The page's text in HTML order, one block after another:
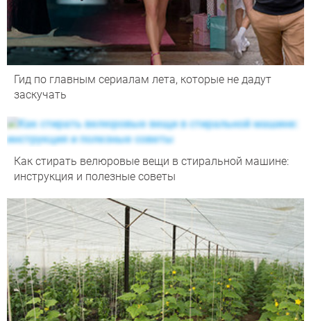
Гид по главным сериалам лета, которые не дадут
заскучать
Как стирать велюровые вещи в стиральной машине:
инструкция и полезные советы